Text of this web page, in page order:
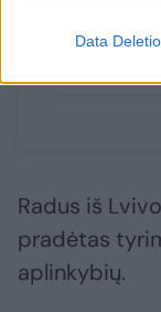
Data
–
Radus iš
pradėtas
aplinkybių.